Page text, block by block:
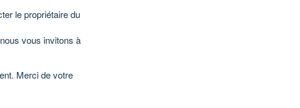
le propriétaire du
vous invitons à
Merci de votre